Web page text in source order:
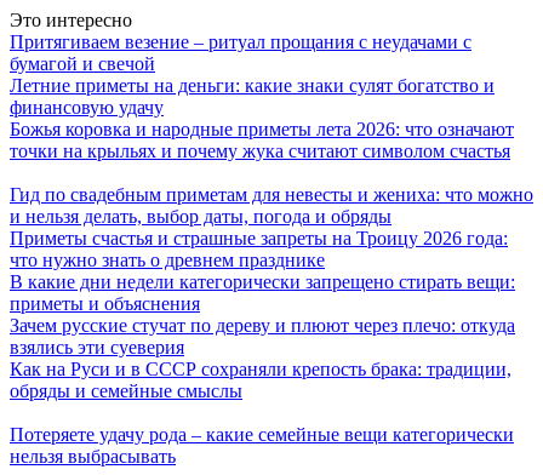
Это интересно
Притягиваем везение – ритуал прощания с неудачами с
бумагой и свечой
Летние приметы на деньги: какие знаки сулят богатство и
финансовую удачу
Божья коровка и народные приметы лета 2026: что означают
точки на крыльях и почему жука считают символом счастья
Гид по свадебным приметам для невесты и жениха: что можно
и нельзя делать, выбор даты, погода и обряды
Приметы счастья и страшные запреты на Троицу 2026 года:
что нужно знать о древнем празднике
В какие дни недели категорически запрещено стирать вещи:
приметы и объяснения
Зачем русские стучат по дереву и плюют через плечо: откуда
взялись эти суеверия
Как на Руси и в СССР сохраняли крепость брака: традиции,
обряды и семейные смыслы
Потеряете удачу рода – какие семейные вещи категорически
нельзя выбрасывать